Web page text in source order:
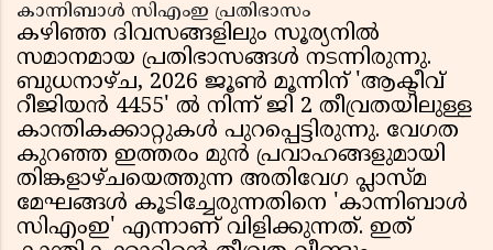
കാന്നിബാൾ സിഎംഇ പ്രതിഭാസം
കഴിഞ്ഞ ദിവസങ്ങളിലും സൂര്യനിൽ
സമാനമായ പ്രതിഭാസങ്ങൾ നടന്നിരുന്നു.
ബുധനാഴ്ച, 2026 ജൂൺ മൂന്നിന് 'ആക്ടീവ്
റീജിയൻ 4455' ൽ നിന്ന് ജി 2 തീവ്രതയിലുള്ള
കാന്തികക്കാറ്റുകൾ പുറപ്പെട്ടിരുന്നു. വേഗത
കുറഞ്ഞ ഇത്തരം മുൻ പ്രവാഹങ്ങളുമായി
തിങ്കളാഴ്ചയെത്തുന്ന അതിവേഗ പ്ലാസ്മ
മേഘങ്ങൾ കൂടിച്ചേരുന്നതിനെ 'കാന്നിബാൾ
സിഎംഇ' എന്നാണ് വിളിക്കുന്നത്. ഇത്